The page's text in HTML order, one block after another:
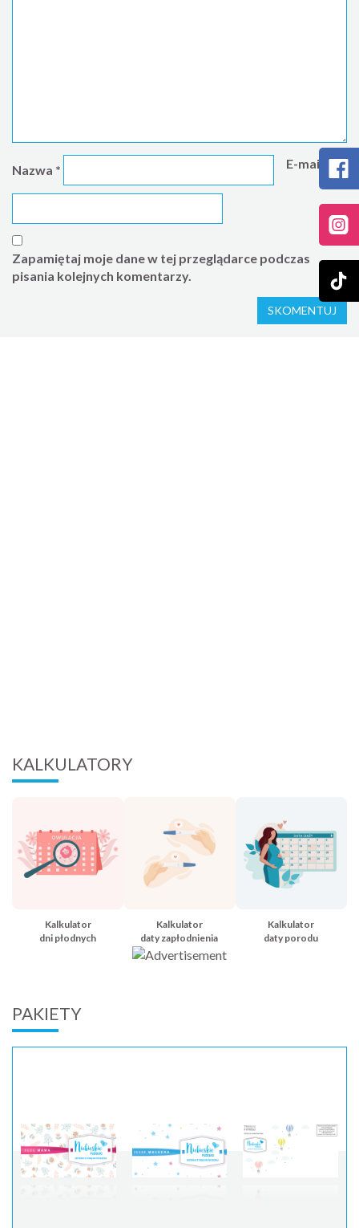
Nazwa * E-mail *
Zapamiętaj moje dane w tej przeglądarce podczas
pisania kolejnych komentarzy.
KALKULATORY
Kalkulator
dni płodnych
Kalkulator
daty zapłodnienia
Kalkulator
daty porodu
PAKIETY